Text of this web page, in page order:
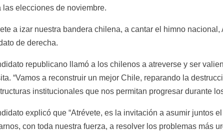
las elecciones de noviembre.
a izar nuestra bandera chilena, a cantar el himno
de derecha.
republicano llamó a los chilenos a atreverse y ser
“Vamos a reconstruir un mejor Chile, reparando la
institucionales que nos permitan progresar durante
explicó que “Atrévete, es la invitación a asumir juntos
con toda nuestra fuerza, a resolver los problemas más